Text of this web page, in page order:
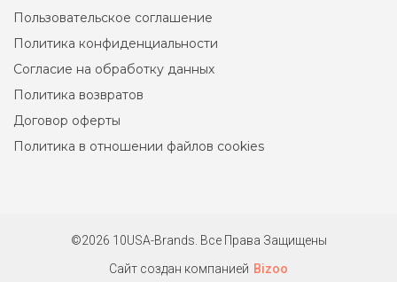
Пользовательское соглашение
Политика конфиденциальности
Согласие на обработку данных
Политика возвратов
Договор оферты
Политика в отношении файлов cookies
©2026 10USA-Brands. Все Права Защищены
Сайт создан компанией Bizoo